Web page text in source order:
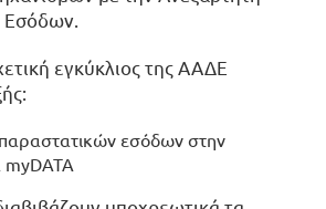
εγκύκλιος της ΑΑΔΕ
εσόδων στην